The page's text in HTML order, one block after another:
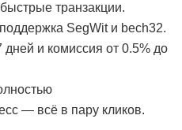
транзакции.
поддержка SegWit и bech32.
дней и комиссия от 0.5% до
— всё в пару кликов.